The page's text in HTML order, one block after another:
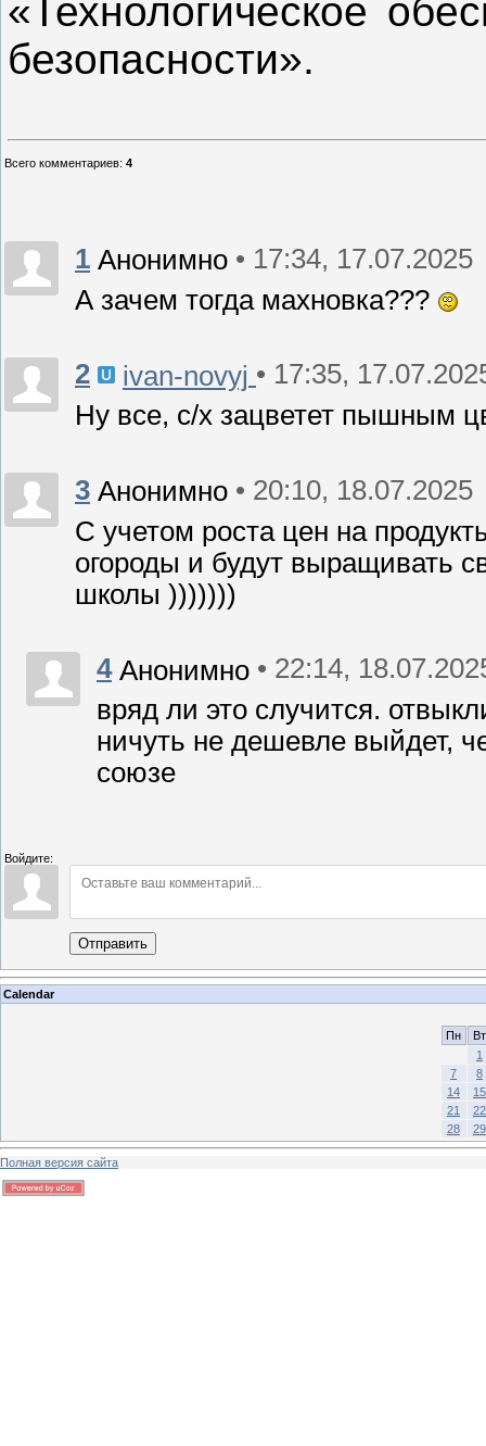
«Технологическое
безопасности».
Всего комментариев: 4
1 Анонимно • 17:34, 17.07.2025
А зачем тогда махновка???
2 ivan-novyj • 17:35,
Ну все, с/х зацветет пышным
3 Анонимно • 20:10, 18.07.2025
С учетом роста цен на
огороды и будут выращивать
школы )))))))
4 Анонимно • 22:14,
вряд ли это случится.
ничуть не дешевле выйдет,
союзе
Войдите:
Отправить
Calendar
Пн
Вт
1
7
8
14
15
21
22
28
29
Полная версия сайта